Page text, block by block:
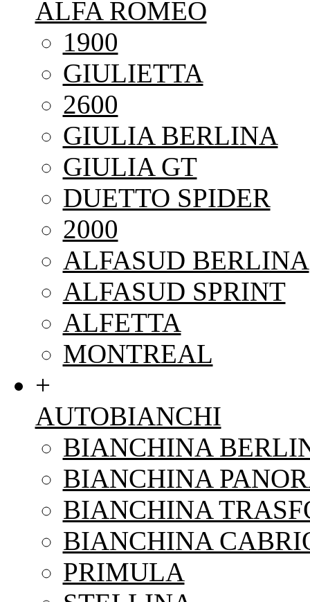
ALFA ROMEO
1900
GIULIETTA
2600
GIULIA BERLINA
GIULIA GT
DUETTO SPIDER
2000
ALFASUD BERLINA
ALFASUD SPRINT
ALFETTA
MONTREAL
+
AUTOBIANCHI
BIANCHINA
BIANCHINA
BIANCHINA
BIANCHINA
PRIMULA